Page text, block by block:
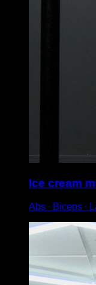
Ice cream
Abs ∙ Biceps ∙